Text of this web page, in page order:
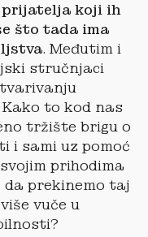
prijatelja koji ih
što tada ima
. Međutim i
stručnjaci
to kod nas
tržište brigu o
i sami uz pomoć
prihodima
prekinemo taj
vuče u